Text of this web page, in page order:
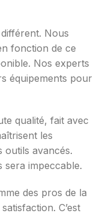
Nous
fonction de ce
Nos experts
équipements pour
qualité, fait avec
les
outils avancés.
sera impeccable.
des pros de la
C’est